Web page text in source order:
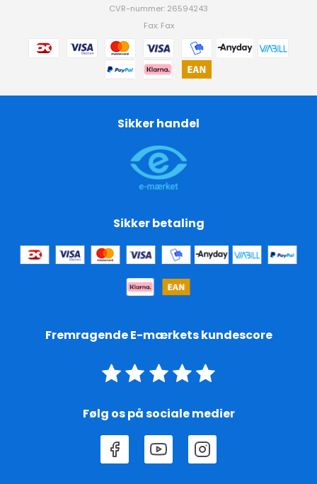
CVR-nummer: 26594243
Fax: Fax
Sikker handel
Sikker betaling
Fremragende E-mærkets kundescore
Følg os på sociale medier